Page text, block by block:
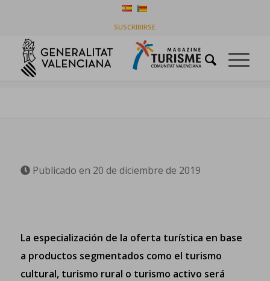
SUSCRIBIRSE
TURÍSTICAS
Usted está aquí: Inicio /
/
AYUDAS DE HASTA 75.000 EUROS PARA EMPRESAS TURÍSTICAS
Publicado en 20 de diciembre de 2019
La especialización de la oferta turística en base
a productos segmentados como el turismo
cultural, turismo rural o turismo activo será